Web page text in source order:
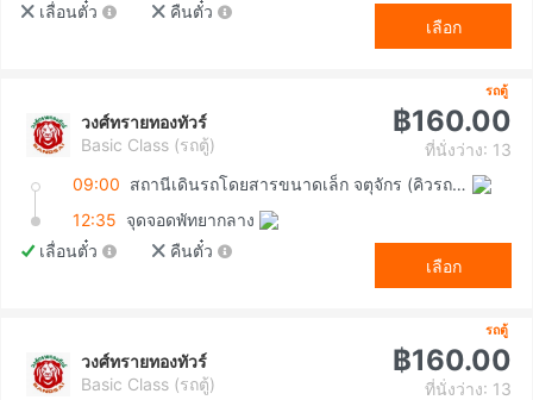
เลื่อนตั๋ว คืนตั๋ว
เลือก
รถตู้
วงศ์ทรายทองทัวร์
Basic Class (รถตู้)
฿160.00
ที่นั่งว่าง: 13
09:00
สถานีเดินรถโดยสารขนาดเล็ก จตุจักร (คิวรถตู้หมอชิต 2)
12:35 จุดจอดพัทยากลาง
เลื่อนตั๋ว
คืนตั๋ว
เลือก
รถตู้
วงศ์ทรายทองทัวร์
Basic Class (รถตู้)
฿160.00
ที่นั่งว่าง: 13